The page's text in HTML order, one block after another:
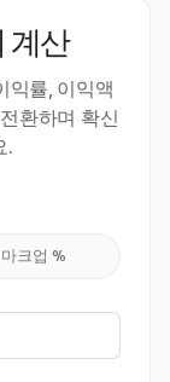
계산
익률, 이익액
환하며 확신
.
크업 %